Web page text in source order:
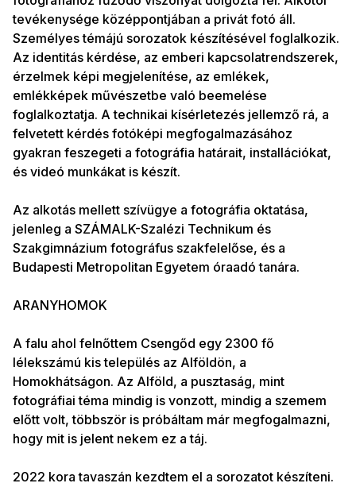
tevékenysége középpontjában a privát fotó áll.
Személyes témájú sorozatok készítésével foglalkozik.
Az identitás kérdése, az emberi kapcsolatrendszerek,
érzelmek képi megjelenítése, az emlékek,
emlékképek művészetbe való beemelése
foglalkoztatja. A technikai kísérletezés jellemző rá, a
felvetett kérdés fotóképi megfogalmazásához
gyakran feszegeti a fotográfia határait, installációkat,
és videó munkákat is készít.
Az alkotás mellett szívügye a fotográfia oktatása,
jelenleg a SZÁMALK-Szalézi Technikum és
Szakgimnázium fotográfus szakfelelőse, és a
Budapesti Metropolitan Egyetem óraadó tanára.
ARANYHOMOK
A falu ahol felnőttem Csengőd egy 2300 fő
lélekszámú kis település az Alföldön, a
Homokhátságon. Az Alföld, a pusztaság, mint
fotográfiai téma mindig is vonzott, mindig a szemem
előtt volt, többször is próbáltam már megfogalmazni,
hogy mit is jelent nekem ez a táj.
2022 kora tavaszán kezdtem el a sorozatot készíteni.